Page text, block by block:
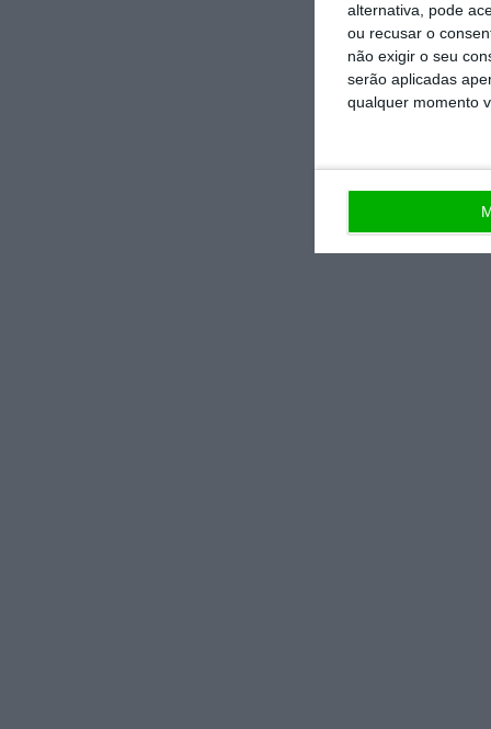
alternativa, pode
ou recusar o
não exigir o seu
serão aplicadas
qualquer momento